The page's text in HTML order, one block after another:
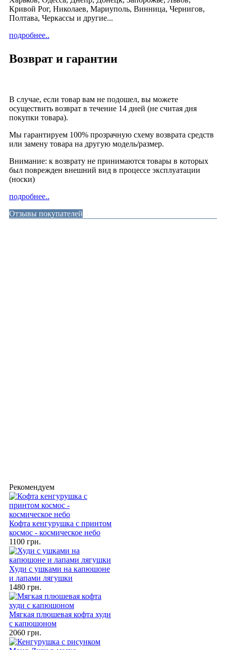
Кривой Рог, Николаев, Мариуполь, Винница, Чернигов,
Полтава, Черкассы и другие...
подробнее..
Возврат и гарантии
В случае, если товар вам не подошел, вы можете
осуществить возврат в течение 14 дней (не считая дня
покупки товара).
Мы гарантируем 100% прозрачную схему возврата средств
или замену товара на другую модель/размер.
Внимание: к возврату не принимаются товары в которых
был поврежден внешний вид в процессе эксплуатации
(носки)
подробнее..
Отзывы покупателей
Рекомендуем
Кофта кенгурушка с принтом
космос - космическое небо
1100 грн.
Худи с ушками на капюшоне
и лапами лягушки
1480 грн.
Мягкая плюшевая кофта худи
с капюшоном
2060 грн.